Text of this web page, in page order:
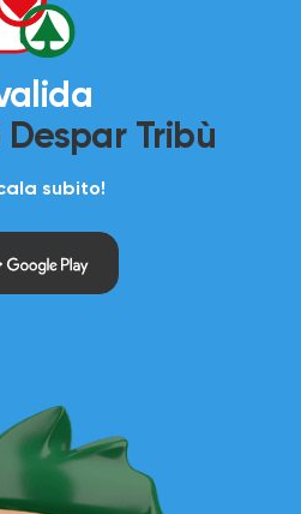
Tribù
subito!